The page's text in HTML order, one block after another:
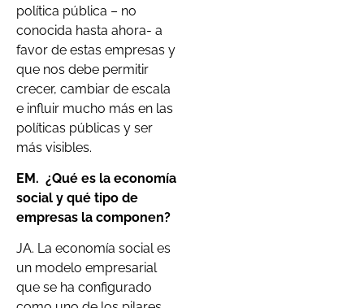
política pública – no
conocida hasta ahora- a
favor de estas empresas y
que nos debe permitir
crecer, cambiar de escala
e influir mucho más en las
políticas públicas y ser
más visibles.
EM. ¿Qué es la economía
social y qué tipo de
empresas la componen?
JA. La economía social es
un modelo empresarial
que se ha configurado